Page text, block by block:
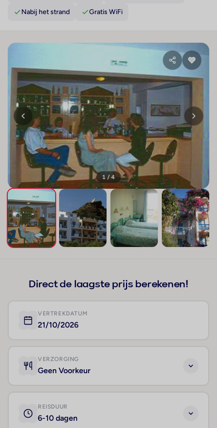
Nabij het strand Gratis WiFi
1 / 4
Direct de laagste prijs berekenen!
VERTREKDATUM
21/10/2026
VERZORGING
Geen Voorkeur
REISDUUR
6-10 dagen